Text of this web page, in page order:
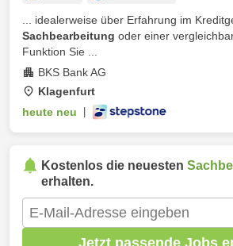
... idealerweise über Erfahrung im
Sachbearbeitung oder einer
Funktion Sie ...
BKS Bank AG
Klagenfurt
heute neu
Kostenlos die neuesten
erhalten.
Jetzt passende Jobs